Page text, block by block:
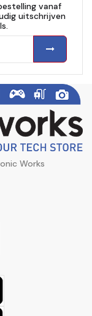
vanaf
uitschrijven
Works